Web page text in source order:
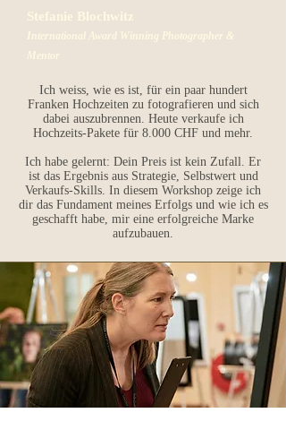
Ich weiss, wie es ist, für ein paar hundert
Franken Hochzeiten zu fotografieren und sich
dabei auszubrennen. Heute verkaufe ich
Hochzeits-Pakete für 8.000 CHF und mehr.
Ich habe gelernt: Dein Preis ist kein Zufall. Er
ist das Ergebnis aus Strategie, Selbstwert und
Verkaufs-Skills. In diesem Workshop zeige ich
dir das Fundament meines Erfolgs und wie ich es
geschafft habe, mir eine erfolgreiche Marke
aufzubauen.